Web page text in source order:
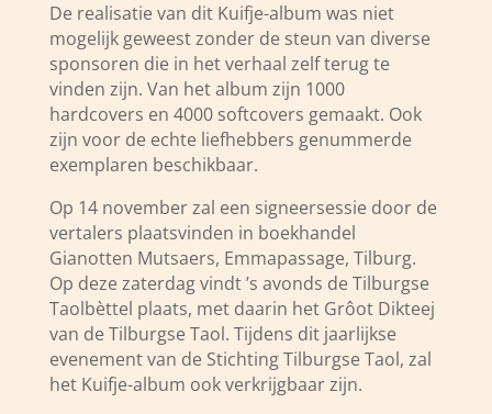
De realisatie van dit Kuifje-album was niet
mogelijk geweest zonder de steun van diverse
sponsoren die in het verhaal zelf terug te
vinden zijn. Van het album zijn 1000
hardcovers en 4000 softcovers gemaakt. Ook
zijn voor de echte liefhebbers genummerde
exemplaren beschikbaar.
Op 14 november zal een signeersessie door de
vertalers plaatsvinden in boekhandel
Gianotten Mutsaers, Emmapassage, Tilburg.
Op deze zaterdag vindt ’s avonds de Tilburgse
Taolbèttel plaats, met daarin het Grôot Dikteej
van de Tilburgse Taol. Tijdens dit jaarlijkse
evenement van de Stichting Tilburgse Taol, zal
het Kuifje-album ook verkrijgbaar zijn.